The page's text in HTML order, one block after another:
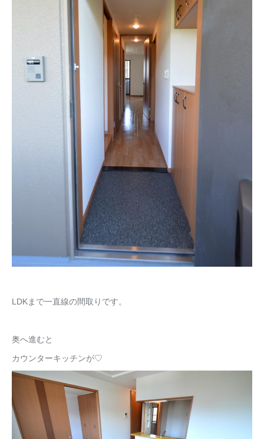
LDKまで一直線の間取りです。
奥へ進むと
カウンターキッチンが♡